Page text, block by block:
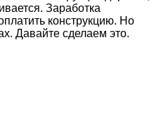
Заработка
конструкцию. Но
Давайте сделаем это.